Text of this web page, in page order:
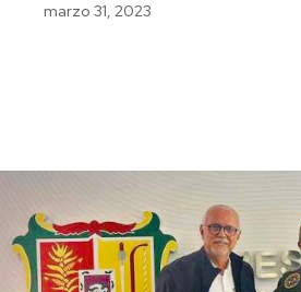
marzo 31, 2023